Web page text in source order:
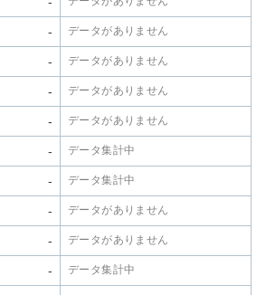
- データがありません
- データがありません
- データがありません
- データがありません
- データ集計中
- データ集計中
- データがありません
- データがありません
- データ集計中